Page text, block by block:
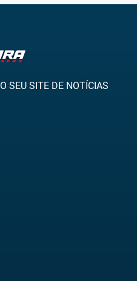
SEU SITE DE NOTÍCIAS